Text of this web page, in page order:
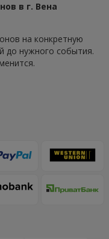
в г. Вена
на конкретную
до нужного события.